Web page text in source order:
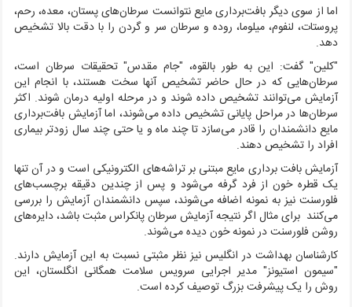
اما از سوی دیگر بافت‌برداری مایع نتوانست سرطان‌های پستان، معده، رحم،
پروستات، لنفوم، میلوما، روده و سرطان سر و گردن را با دقت بالا تشخیص
دهد.
"کلین" گفت: این به طور بالقوه، "جام مقدس" تحقیقات سرطان است،
سرطان‌هایی که در حال حاضر تشخیص آنها سخت هستند، با انجام این
آزمایش می‌توانند تشخیص داده شوند و در مرحله اولیه درمان شوند. اکثر
سرطان‌ها در مراحل پایانی تشخیص داده می‌شوند، اما آزمایش بافت‌برداری
مایع دانشمندان را قادر می‌سازد تا چند ماه‌ و یا حتی چند سال زودتر بیماری
افراد را تشخیص دهند.
آزمایش بافت برداری مایع مبتنی بر تراشه‌های الکترونیکی است و در آن تنها
یک قطره خون از فرد گرفه می‌شود و پس از چندین دقیقه برچسب‌های
فلورسنت نیز به نمونه اضافه می‌شوند، سپس دانشمندان آزمایش را بررسی
می‌کنند برای مثال اگر نتیجه آزمایش سرطان پانکراس مثبت باشد، دایره‌های
روشن فلورسنت در نمونه خون دیده می‌شوند.
کارشناسان بهداشت در انگلیس نیز نظر مثبتی نسبت به این آزمایش دارند.
"سیمون استیونز" مدیر اجرایی سرویس سلامت همگانی انگلستان، این
روش را یک پیشرفت بزرگ توصیف کرده است.